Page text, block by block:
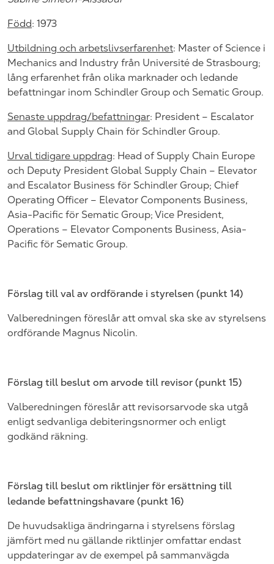
Född: 1973
Utbildning och arbetslivserfarenhet: Master of Science i
Mechanics and Industry från Université de Strasbourg;
lång erfarenhet från olika marknader och ledande
befattningar inom Schindler Group och Sematic Group.
Senaste uppdrag/befattningar: President – Escalator
and Global Supply Chain för Schindler Group.
Urval tidigare uppdrag: Head of Supply Chain Europe
och Deputy President Global Supply Chain – Elevator
and Escalator Business för Schindler Group; Chief
Operating Officer – Elevator Components Business,
Asia-Pacific för Sematic Group; Vice President,
Operations – Elevator Components Business, Asia-
Pacific för Sematic Group.
Förslag till val av ordförande i styrelsen (punkt 14)
Valberedningen föreslår att omval ska ske av styrelsens
ordförande Magnus Nicolin.
Förslag till beslut om arvode till revisor (punkt 15)
Valberedningen föreslår att revisorsarvode ska utgå
enligt sedvanliga debiteringsnormer och enligt
godkänd räkning.
Förslag till beslut om riktlinjer för ersättning till
ledande befattningshavare (punkt 16)
De huvudsakliga ändringarna i styrelsens förslag
jämfört med nu gällande riktlinjer omfattar endast
uppdateringar av de exempel på sammanvägda